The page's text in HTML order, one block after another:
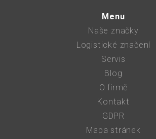
Menu
Naše značky
Logistické značení
Servis
Blog
O firmě
Kontakt
GDPR
Mapa stránek